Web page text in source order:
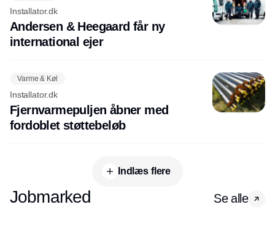
Installator.dk
Andersen & Heegaard får ny
international ejer
Varme & Køl
Installator.dk
Fjernvarmepuljen åbner med
fordoblet støttebeløb
Indlæs flere
Jobmarked Se alle